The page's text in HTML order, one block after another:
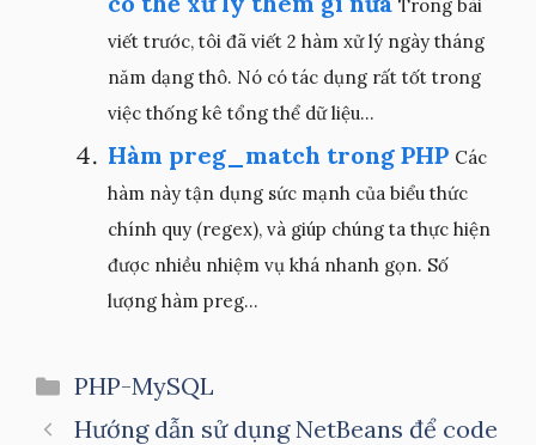
Trong bài
viết trước, tôi đã viết 2 hàm xử lý ngày tháng
năm dạng thô. Nó có tác dụng rất tốt trong
việc thống kê tổng thể dữ liệu...
Hàm preg_match trong PHP Các
hàm này tận dụng sức mạnh của biểu thức
chính quy (regex), và giúp chúng ta thực hiện
được nhiều nhiệm vụ khá nhanh gọn. Số
lượng hàm preg...
Danh
mục
PHP-MySQL
Hướng dẫn sử dụng NetBeans để code